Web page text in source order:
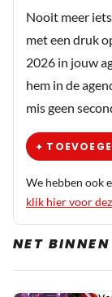
hebt
het
een motor
heeft Max
geen idee
roepen dat
het ook al
Nooit meer
met een druk
2026 in jouw
hem in de
mis geen
+
We hebben ook
klik hier voor
NET BINNEN